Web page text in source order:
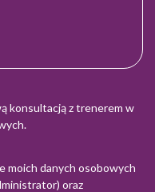
konsultacją z trenerem w
moich danych osobowych
oraz